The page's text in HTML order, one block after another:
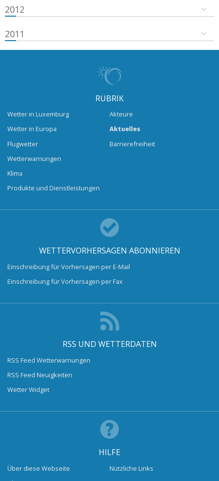
2012
2011
RUBRIK
Wetter in Luxemburg
Wetter in Europa
Flugwetter
Wetterwarnungen
Klima
Produkte und Dienstleistungen
Akteure
Aktuelles
Barrierefreiheit
WETTERVORHERSAGEN ABONNIEREN
Einschreibung für Vorhersagen per E-Mail
Einschreibung für Vorhersagen per Fax
RSS UND WETTERDATEN
RSS Feed Wetterwarnungen
RSS Feed Neuigkeiten
Wetter Widget
HILFE
Über diese Webseite
Nützliche Links